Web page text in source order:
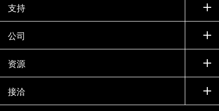
联系销售部门
寻找合作伙伴
试用产品
贵宾体验中心
产品 A-Z
支持
支持
训练
文档中心
知识库
社区
公司
公司
合作伙伴
招聘
资源
新闻中心
活动
接洽